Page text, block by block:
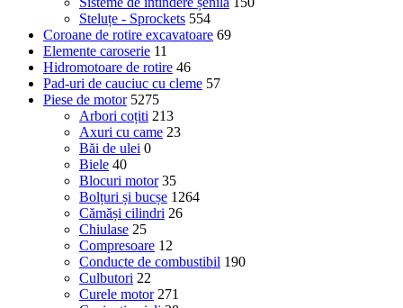
Steluțe - Sprockets 554
Coroane de rotire excavatoare 69
Elemente caroserie 11
Hidromotoare de rotire 46
Pad-uri de cauciuc cu cleme 57
Piese de motor 5275
Arbori coțiti 213
Axuri cu came 23
Băi de ulei 0
Biele 40
Blocuri motor 35
Bolțuri și bucșe 1264
Cămăși cilindri 26
Chiulase 25
Compresoare 12
Conducte de combustibil 190
Culbutori 22
Curele motor 271